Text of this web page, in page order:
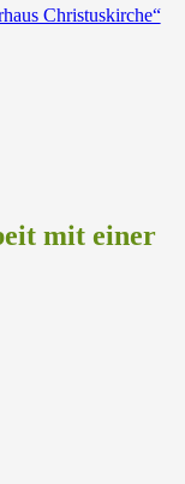
Christuskirche“
mit einer